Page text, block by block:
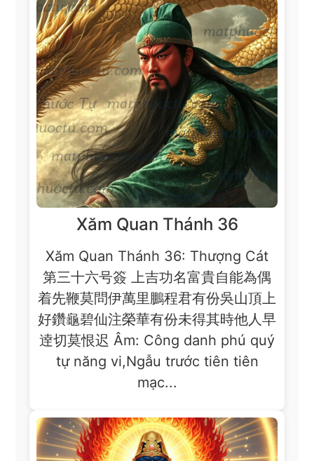
Xăm Quan Thánh 36
Xăm Quan Thánh 36: Thượng Cát
第三十六号簽 上吉功名富貴自能為偶
着先鞭莫問伊萬里鵬程君有份吳山頂上
好鑽龜碧仙注榮華有份未得其時他人早
逹切莫恨迟 Âm: Công danh phú quý
tự năng vi,Ngẫu trước tiên tiên
mạc...